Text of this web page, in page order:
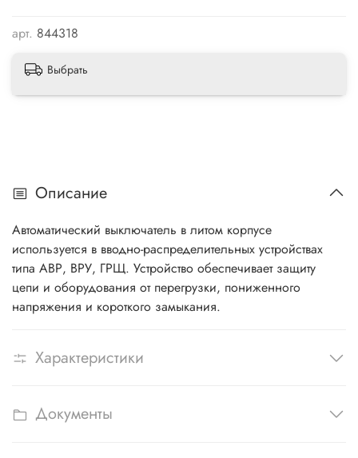
арт. 844318
Выбрать
Описание
Автоматический выключатель в литом корпусе
используется в вводно-распределительных устройствах
типа АВР, ВРУ, ГРЩ. Устройство обеспечивает защиту
цепи и оборудования от перегрузки, пониженного
напряжения и короткого замыкания.
Характеристики
Документы